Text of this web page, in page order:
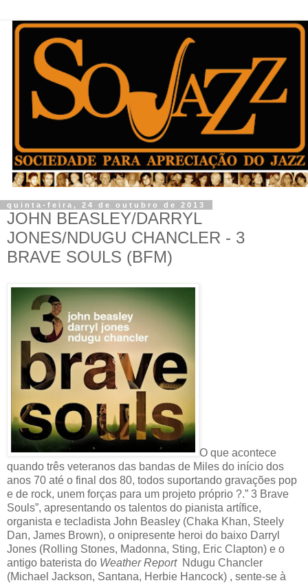
quinta-feira, 24 de outubro de 2013
JOHN BEASLEY/DARRYL
JONES/NDUGU CHANCLER - 3
BRAVE SOULS (BFM)
O que acontece
quando três veteranos das bandas de Miles do início dos
anos 70 até o final dos 80, todos suportando gravações pop
e de rock, unem forças para um projeto próprio ?.” 3 Brave
Souls”, apresentando os talentos do pianista artífice,
organista e tecladista John Beasley (Chaka Khan, Steely
Dan, James Brown), o onipresente heroi do baixo Darryl
Jones (Rolling Stones, Madonna, Sting, Eric Clapton) e o
antigo baterista do Weather ReportNdugu Chancler
(Michael Jackson, Santana, Herbie Hancock) , sente-se à